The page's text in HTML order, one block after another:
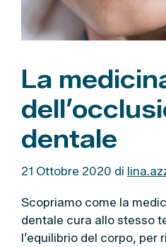
La
dentale
21 Ottobre 2020 di
Scopriamo come la
dentale cura allo stesso
l’equilibrio del corpo, per